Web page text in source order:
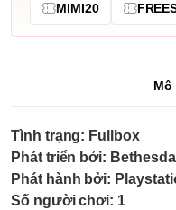
MIMI20
Mô
Tình trạng: Fullbox
Phát triển bởi:
Phát hành bởi:
Số người chơi: 1